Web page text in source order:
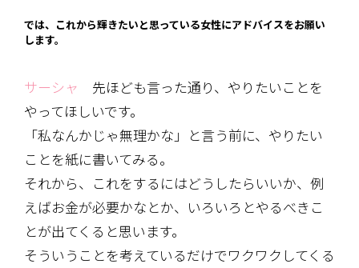
では、これから輝きたいと思っている女性にアドバイスをお願い
します。
サーシャ 先ほども言った通り、やりたいことを
やってほしいです。
「私なんかじゃ無理かな」と言う前に、やりたい
ことを紙に書いてみる。
それから、これをするにはどうしたらいいか、例
えばお金が必要かなとか、いろいろとやるべきこ
とが出てくると思います。
そういうことを考えているだけでワクワクしてくる